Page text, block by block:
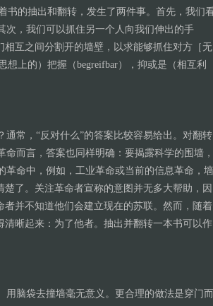
书的抽出和翻转，发生了两件事。首先，我们
次，我们可以抓住另一个人向我们伸出的手
互之间分割开的墙壁，以求能够抓住对方［无
想上的）把握（begreifbar），抑或是（相互利
常，“反对什么”的答案比较容易给出。对翻转
而言，答案也同样明确：要揭露科学的围墙，
命中，例如，工业革命或当前的信息革命，墙
了。关注革命者宣称的意图并无多大帮助，因
并不知道他们会建立现在的苏联。然而，随着
晰起来：为了他者。抽出并翻转一本书可以作
用脑袋去撞墙毫无意义。更合理的做法是穿门而